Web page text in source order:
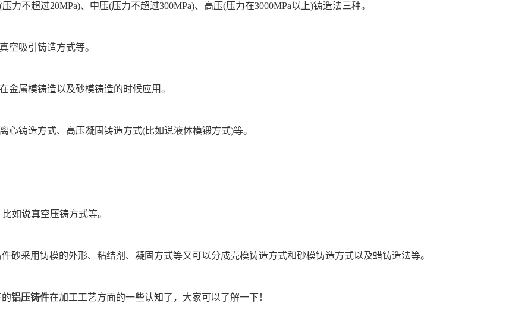
力不超过20MPa)、中压(压力不超过300MPa)、高压(压力在3000MPa以上)铸造法三种。
空吸引铸造方式等。
金属模铸造以及砂模铸造的时候应用。
心铸造方式、高压凝固铸造方式(比如说液体模锻方式)等。
如说真空压铸方式等。
砂采用铸模的外形、粘结剂、凝固方式等又可以分成壳模铸造方式和砂模铸造方式以及蜡铸造法等。
铝压铸件在加工工艺方面的一些认知了，大家可以了解一下！